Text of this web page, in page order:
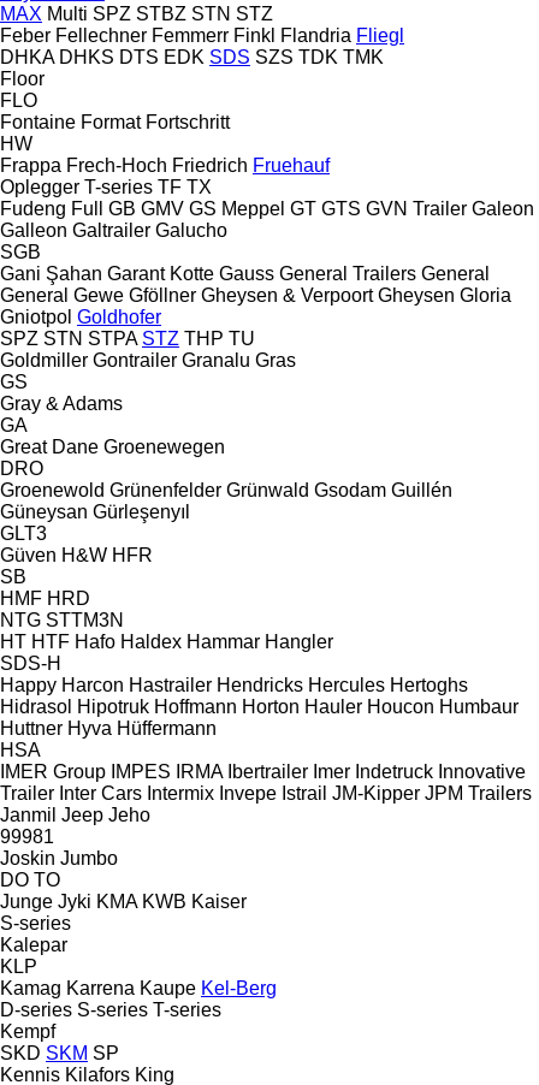
MAX Multi SPZ STBZ STN STZ
Feber Fellechner Femmerr Finkl Flandria Fliegl
DHKA DHKS DTS EDK SDS SZS TDK TMK
Floor
FLO
Fontaine Format Fortschritt
HW
Frappa Frech-Hoch Friedrich Fruehauf
Oplegger T-series TF TX
Fudeng Full GB GMV GS Meppel GT GTS GVN Trailer Galeon
Galleon Galtrailer Galucho
SGB
Gani Şahan Garant Kotte Gauss General Trailers General
General Gewe Gföllner Gheysen & Verpoort Gheysen Gloria
Gniotpol Goldhofer
SPZ STN STPA STZ THP TU
Goldmiller Gontrailer Granalu Gras
GS
Gray & Adams
GA
Great Dane Groenewegen
DRO
Groenewold Grünenfelder Grünwald Gsodam Guillén
Güneysan Gürleşenyıl
GLT3
Güven H&W HFR
SB
HMF HRD
NTG STTM3N
HT HTF Hafo Haldex Hammar Hangler
SDS-H
Happy Harcon Hastrailer Hendricks Hercules Hertoghs
Hidrasol Hipotruk Hoffmann Horton Hauler Houcon Humbaur
Huttner Hyva Hüffermann
HSA
IMER Group IMPES IRMA Ibertrailer Imer Indetruck Innovative
Trailer Inter Cars Intermix Invepe Istrail JM-Kipper JPM Trailers
Janmil Jeep Jeho
99981
Joskin Jumbo
DO TO
Junge Jyki KMA KWB Kaiser
S-series
Kalepar
KLP
Kamag Karrena Kaupe Kel-Berg
D-series S-series T-series
Kempf
SKD SKM SP
Kennis Kilafors King